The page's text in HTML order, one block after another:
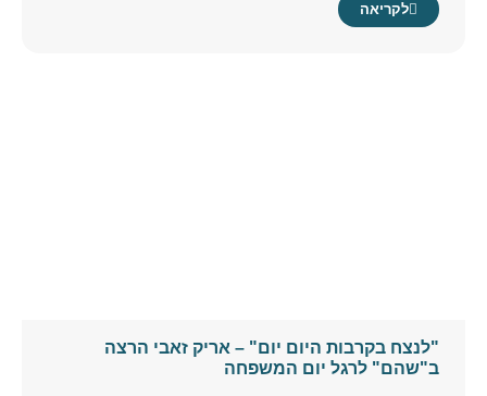
לקריאה
"לנצח בקרבות היום יום" – אריק זאבי הרצה
ב"שהם" לרגל יום המשפחה